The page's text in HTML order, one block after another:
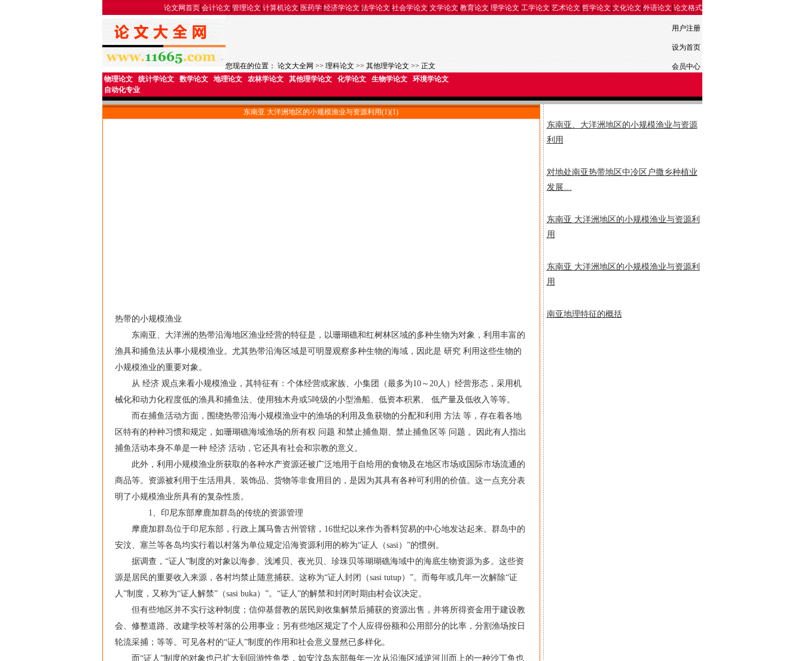
论文网首页|会计论文|管理论文|计算机论文| 医药学|经济学论文|法学论文|社会学论文|文学论文|教育论文|理学论文|工学论文|艺术论文|哲学论文|文化论文|外语论文|论文格式
用户注册
设为首页
您现在的位置：论文大全网>>理科论文>>其他理学论文>> 正文
会员中心
物理论文
统计学论文 数学论文 地理论文 农林学论文 其他理学论文 化学论文 生物学论文
环境学论文
自动化专业
东南亚 大洋洲地区的小规模渔业与资源利用(1)(1)
热带的小规模渔业
东南亚、大洋洲的热带沿海地区渔业经营的特征是，以珊瑚礁和红树林区域的多种生物为对象，利用丰富的
渔具和捕鱼法从事小规模渔业。尤其热带沿海区域是可明显观察多种生物的海域，因此是 研究 利用这些生物的
小规模渔业的重要对象。
从 经济 观点来看小规模渔业，其特征有：个体经营或家族、小集团（最多为10～20人）经营形态，采用机
械化和动力化程度低的渔具和捕鱼法、使用独木舟或5吨级的小型渔船、低资本积累、 低产量及低收入等等。
而在捕鱼活动方面，围绕热带沿海小规模渔业中的渔场的利用及鱼获物的分配和利用 方法 等，存在着各地
区特有的种种习惯和规定，如珊瑚礁海域渔场的所有权 问题 和禁止捕鱼期、禁止捕鱼区等 问题 。因此有人指出
捕鱼活动本身不单是一种 经济 活动，它还具有社会和宗教的意义。
此外，利用小规模渔业所获取的各种水产资源还被广泛地用于自给用的食物及在地区市场或国际市场流通的
商品等。资源被利用于生活用具、装饰品、货物等非食用目的，是因为其具有各种可利用的价值。这一点充分表
明了小规模渔业所具有的复杂性质。
1、印尼东部摩鹿加群岛的传统的资源管理
摩鹿加群岛位于印尼东部，行政上属马鲁古州管辖，16世纪以来作为香料贸易的中心地发达起来。群岛中的
安汶、塞兰等各岛均实行着以村落为单位规定沿海资源利用的称为“证人（sasi）”的惯例。
据调查，“证人”制度的对象以海参、浅滩贝、夜光贝、珍珠贝等瑚瑚礁海域中的海底生物资源为多。这些资
源是居民的重要收入来源，各村均禁止随意捕获。这称为“证人封闭（sasi tutup）”。而每年或几年一次解除“证
人”制度，又称为“证人解禁”（sasi buka）”。“证人”的解禁和封闭时期由村会议决定。
但有些地区并不实行这种制度；信仰基督教的居民则收集解禁后捕获的资源出售，并将所得资金用于建设教
会、修整道路、改建学校等村落的公用事业；另有些地区规定了个人应得份额和公用部分的比率，分割渔场按日
轮流采捕；等等。可见各村的“证人”制度的作用和社会意义显然已多样化。
而“证人”制度的对象也已扩大到回游性鱼类，如安汶岛东部每年一次从沿海区域逆河川而上的一种沙丁鱼也
东南亚、大洋洲地区的小规模渔业与资源
利用
对地处南亚热带地区中冷区户撒乡种植业
发展…
东南亚 大洋洲地区的小规模渔业与资源利
用
东南亚 大洋洲地区的小规模渔业与资源利
用
南亚地理特征的概括